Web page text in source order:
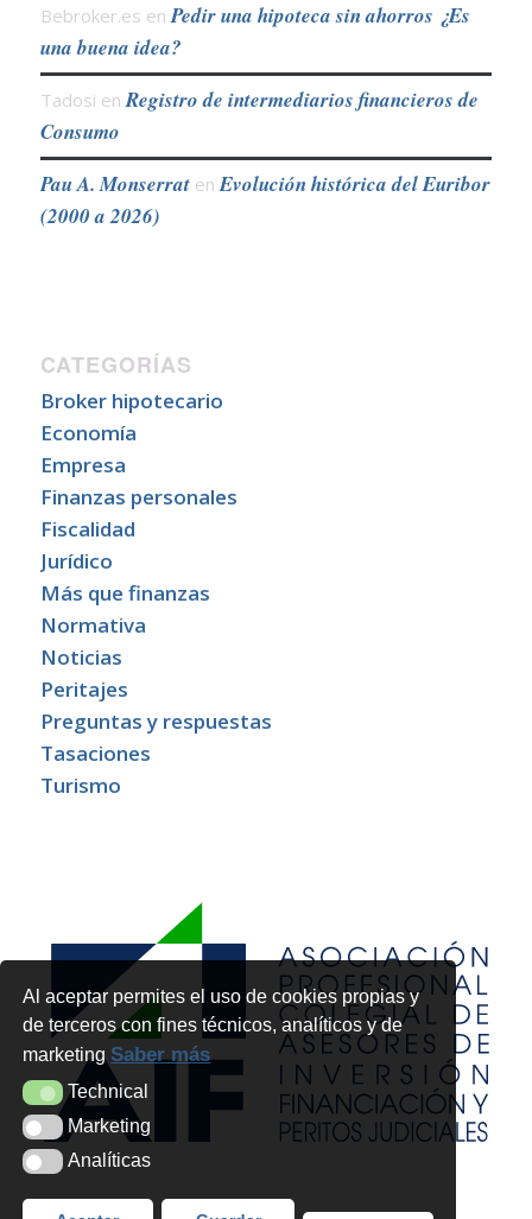
Al aceptar permites el uso de cookies propias y
de terceros con fines técnicos, analíticos y de
marketingSaber más
TechnicalTechnical
MarketingMarketing
AnalíticasAnalíticas
Bebroker.es enPedir una hipoteca sin ahorros ¿Es
una buena idea?
Tadosi enRegistro de intermediarios financieros de
Consumo
Pau A. MonserratenEvolución histórica del Euribor
(2000 a 2026)
CATEGORÍAS
Broker hipotecario
Economía
Empresa
Finanzas personales
Fiscalidad
Jurídico
Más que finanzas
Normativa
Noticias
Peritajes
Preguntas y respuestas
Tasaciones
Turismo